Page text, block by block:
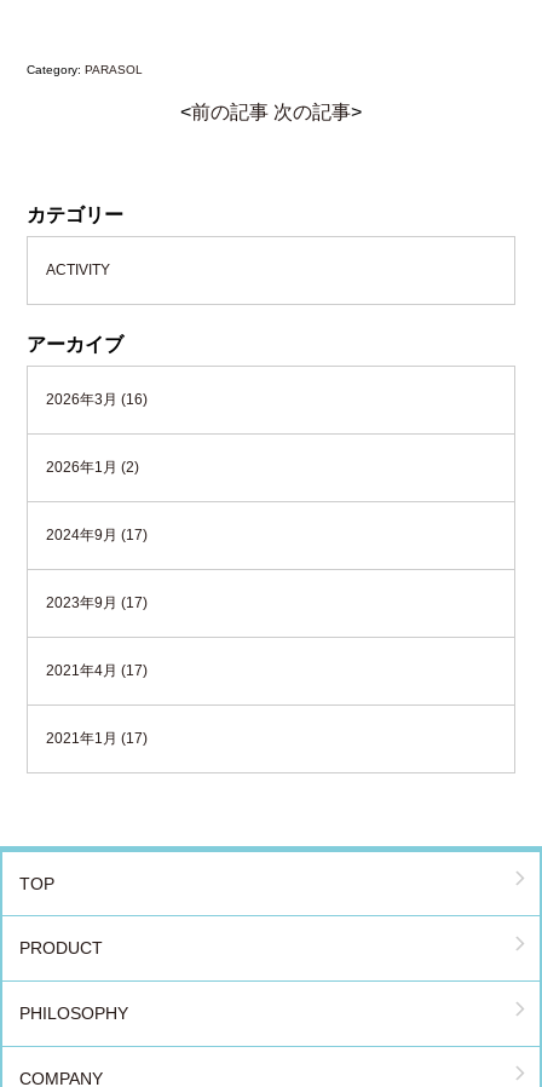
Category:PARASOL
<前の記事 次の記事>
カテゴリー
ACTIVITY
アーカイブ
2026年3月 (16)
2026年1月 (2)
2024年9月 (17)
2023年9月 (17)
2021年4月 (17)
2021年1月 (17)
TOP
PRODUCT
PHILOSOPHY
COMPANY